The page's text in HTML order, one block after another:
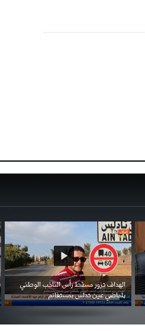
احتفال السفارة السعودية في الجزائر بالعيد
الوطني للمملكة